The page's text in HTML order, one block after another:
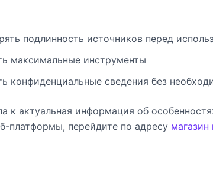
подлинность источников перед
максимальные инструменты
конфиденциальные сведения без
к актуальная информация об
платформы, перейдите по адресу